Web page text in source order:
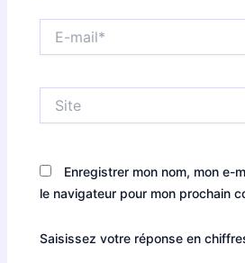
mail*
Enregistrer mon nom, mon e-
le navigateur pour mon prochain
Saisissez votre réponse en